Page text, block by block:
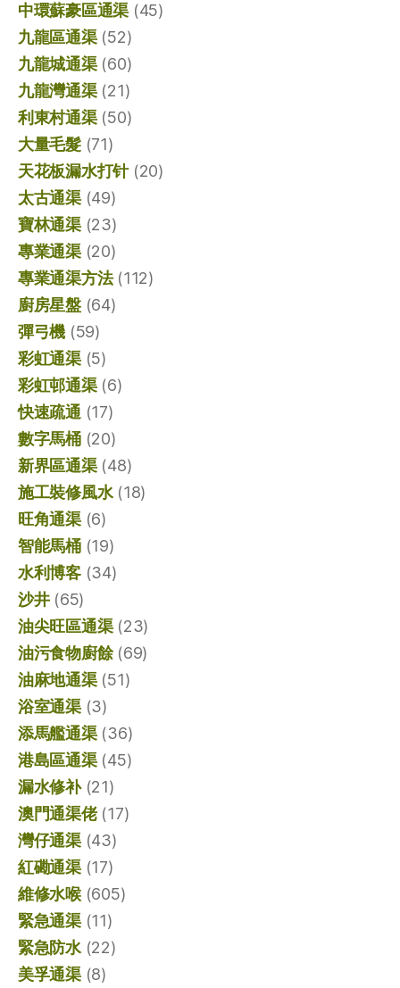
中環蘇豪區通渠 (45)
九龍區通渠(52)
九龍城通渠(60)
九龍灣通渠(21)
利東村通渠(50)
大量毛髮(71)
天花板漏水打针(20)
太古通渠(49)
寶林通渠(23)
專業通渠(20)
專業通渠方法(112)
廚房星盤(64)
彈弓機 (59)
彩虹通渠(5)
彩虹邨通渠(6)
快速疏通(17)
數字馬桶(20)
新界區通渠(48)
施工裝修風水(18)
旺角通渠(6)
智能馬桶(19)
水利博客(34)
沙井(65)
油尖旺區通渠(23)
油污食物廚餘(69)
油麻地通渠(51)
浴室通渠(3)
添馬艦通渠(36)
港島區通渠(45)
漏水修补(21)
澳門通渠佬(17)
灣仔通渠(43)
紅磡通渠(17)
維修水喉(605)
緊急通渠(11)
緊急防水(22)
美孚通渠(8)